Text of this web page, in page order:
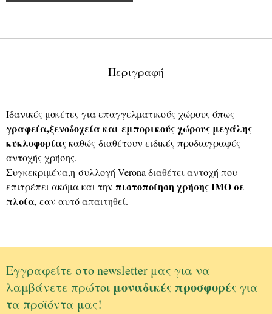
Περιγραφή
Ιδανικές μοκέτες για επαγγελματικούς χώρους όπως
γραφεία,ξενοδοχεία και εμπορικούς χώρους μεγάλης
κυκλοφορίαςκαθώς διαθέτουν ειδικές προδιαγραφές
αντοχής χρήσης.
Συγκεκριμένα,η συλλογή Verona διαθέτει αντοχή που
επιτρέπει ακόμα και την πιστοποίηση χρήσης ΙΜΟ σε
πλοία, εαν αυτό απαιτηθεί.
Εγγραφείτε στο newsletter μας για να
λαμβάνετε πρώτοι μοναδικές προσφορές για
τα προϊόντα μας!